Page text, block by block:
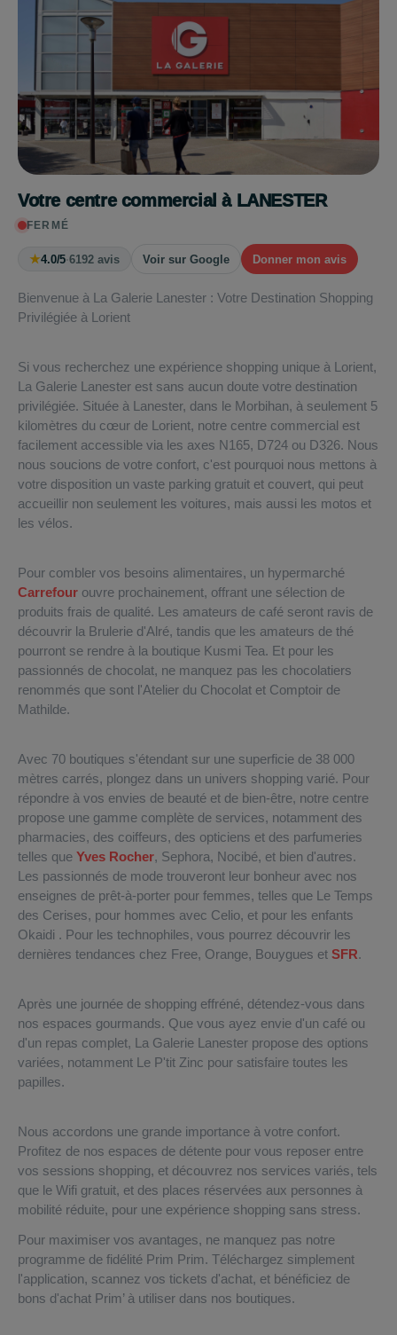
Votre centre commercial à LANESTER
FERMÉ
★4.0/5·6192 avis Voir sur Google Donner mon avis
Bienvenue à La Galerie Lanester : Votre Destination Shopping
Privilégiée à Lorient
Si vous recherchez une expérience shopping unique à Lorient,
La Galerie Lanester est sans aucun doute votre destination
privilégiée. Située à Lanester, dans le Morbihan, à seulement 5
kilomètres du cœur de Lorient, notre centre commercial est
facilement accessible via les axes N165, D724 ou D326. Nous
nous soucions de votre confort, c'est pourquoi nous mettons à
votre disposition un vaste parking gratuit et couvert, qui peut
accueillir non seulement les voitures, mais aussi les motos et
les vélos.
Pour combler vos besoins alimentaires, un hypermarché
Carrefour ouvre prochainement, offrant une sélection de
produits frais de qualité. Les amateurs de café seront ravis de
découvrir la Brulerie d'Alré, tandis que les amateurs de thé
pourront se rendre à la boutique Kusmi Tea. Et pour les
passionnés de chocolat, ne manquez pas les chocolatiers
renommés que sont l'Atelier du Chocolat et Comptoir de
Mathilde.
Avec 70 boutiques s'étendant sur une superficie de 38 000
mètres carrés, plongez dans un univers shopping varié. Pour
répondre à vos envies de beauté et de bien-être, notre centre
propose une gamme complète de services, notamment des
pharmacies, des coiffeurs, des opticiens et des parfumeries
telles que Yves Rocher, Sephora, Nocibé, et bien d'autres.
Les passionnés de mode trouveront leur bonheur avec nos
enseignes de prêt-à-porter pour femmes, telles que Le Temps
des Cerises, pour hommes avec Celio, et pour les enfants
Okaidi . Pour les technophiles, vous pourrez découvrir les
dernières tendances chez Free, Orange, Bouygues et SFR.
Après une journée de shopping effréné, détendez-vous dans
nos espaces gourmands. Que vous ayez envie d'un café ou
d'un repas complet, La Galerie Lanester propose des options
variées, notamment Le P'tit Zinc pour satisfaire toutes les
papilles.
Nous accordons une grande importance à votre confort.
Profitez de nos espaces de détente pour vous reposer entre
vos sessions shopping, et découvrez nos services variés, tels
que le Wifi gratuit, et des places réservées aux personnes à
mobilité réduite, pour une expérience shopping sans stress.
Pour maximiser vos avantages, ne manquez pas notre
programme de fidélité Prim Prim. Téléchargez simplement
l'application, scannez vos tickets d'achat, et bénéficiez de
bons d'achat Prim’ à utiliser dans nos boutiques.